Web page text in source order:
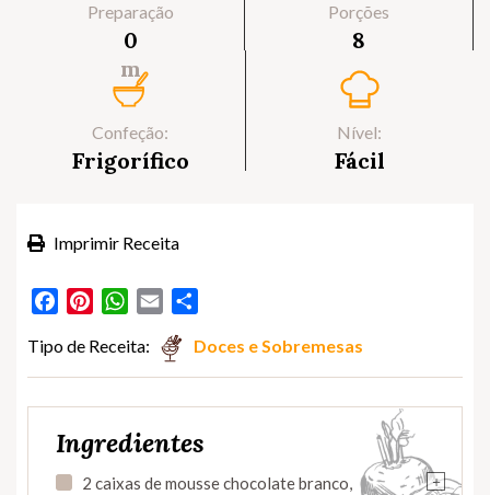
Preparação
0
m
Porções
8
Confeção:
Frigorífico
Nível:
Fácil
Imprimir Receita
FacebookPinterestWhatsApp
Email
Tipo de Receita: Doces e Sobremesas
Ingredientes
+
2 caixas de mousse chocolate branco,